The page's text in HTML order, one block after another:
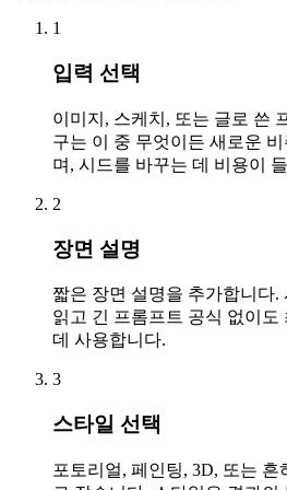
1
입력 선택
이미지, 스케치, 또는 글로 쓴
구는 이 중 무엇이든 새로운
며, 시드를 바꾸는 데 비용이
2
장면 설명
짧은 장면 설명을 추가합니다.
읽고 긴 프롬프트 공식 없이도
데 사용합니다.
3
스타일 선택
포토리얼, 페인팅, 3D, 또는